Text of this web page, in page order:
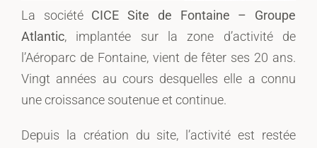
La société CICE Site de Fontaine – Groupe
Atlantic, implantée sur la zone d’activité de
l’Aéroparc de Fontaine, vient de fêter ses 20 ans.
Vingt années au cours desquelles elle a connu
une croissance soutenue et continue.
Depuis la création du site, l’activité est restée